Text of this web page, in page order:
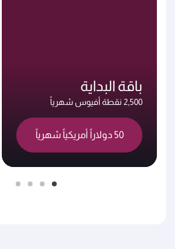
باقة البداية
2,500 نقطة أفيوس شهرياً
50 دولاراً أمريكياً شهرياً